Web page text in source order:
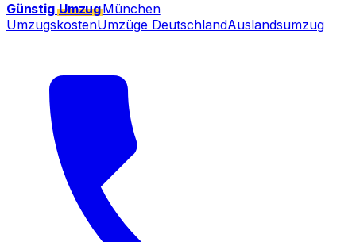
GünstigUmzugMünchen
UmzugskostenUmzüge DeutschlandAuslandsumzug